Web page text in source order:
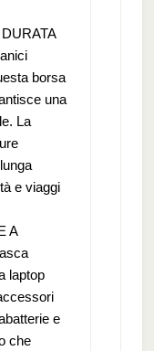
borsa
una
La
e viaggi
A
laptop
e
che